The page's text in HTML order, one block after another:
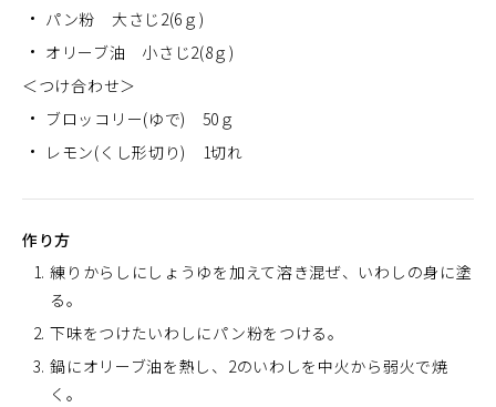
パン粉 大さじ2(6ｇ)
オリーブ油 小さじ2(8ｇ)
＜つけ合わせ＞
ブロッコリー(ゆで) 50ｇ
レモン(くし形切り) 1切れ
作り方
練りからしにしょうゆを加えて溶き混ぜ、いわしの身に塗
る。
下味をつけたいわしにパン粉をつける。
鍋にオリーブ油を熱し、2のいわしを中火から弱火で焼
く。